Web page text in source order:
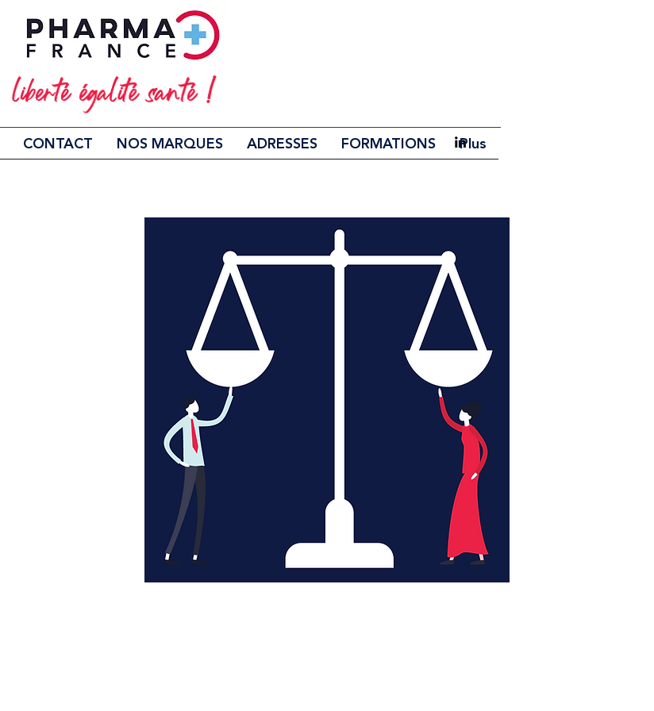
CONTACT NOS MARQUES ADRESSES FORMATIONS Plus